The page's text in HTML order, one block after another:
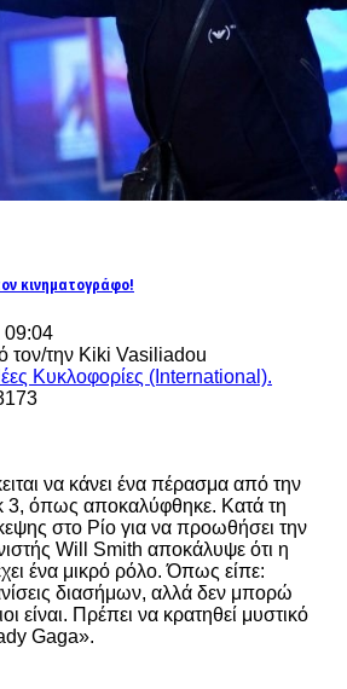
κινηματογράφο!
τον/την Kiki Vasiliadou
Κυκλοφορίες (International).
να κάνει ένα πέρασμα από την
3, όπως αποκαλύφθηκε. Κατά τη
στο Ρίο για να προωθήσει την
Will Smith αποκάλυψε ότι η
ένα μικρό ρόλο. Όπως είπε:
διασήμων, αλλά δεν μπορώ
είναι. Πρέπει να κρατηθεί μυστικό
Gaga».